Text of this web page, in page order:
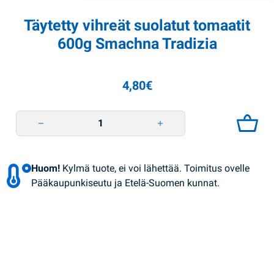
Täytetty vihreät suolatut tomaatit
600g Smachna Tradizia
4,80€
Täytetty vihreät suolatut tomaatit 600g Smachna Tradizia quantity
Huom! Kylmä tuote, ei voi lähettää. Toimitus ovelle
Pääkaupunkiseutu ja Etelä-Suomen kunnat.